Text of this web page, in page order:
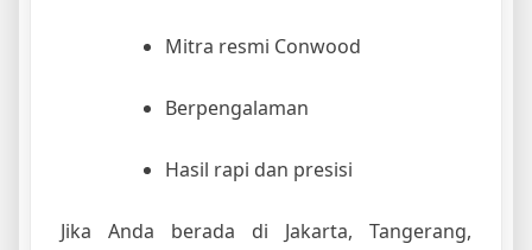
Mitra resmi Conwood
Berpengalaman
Hasil rapi dan presisi
Jika Anda berada di Jakarta, Tangerang,